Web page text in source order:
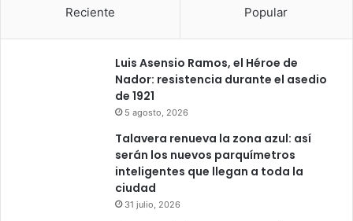
Reciente Popular
Luis Asensio Ramos, el Héroe de
Nador: resistencia durante el asedio
de 1921
5 agosto, 2026
Talavera renueva la zona azul: así
serán los nuevos parquímetros
inteligentes que llegan a toda la
ciudad
31 julio, 2026